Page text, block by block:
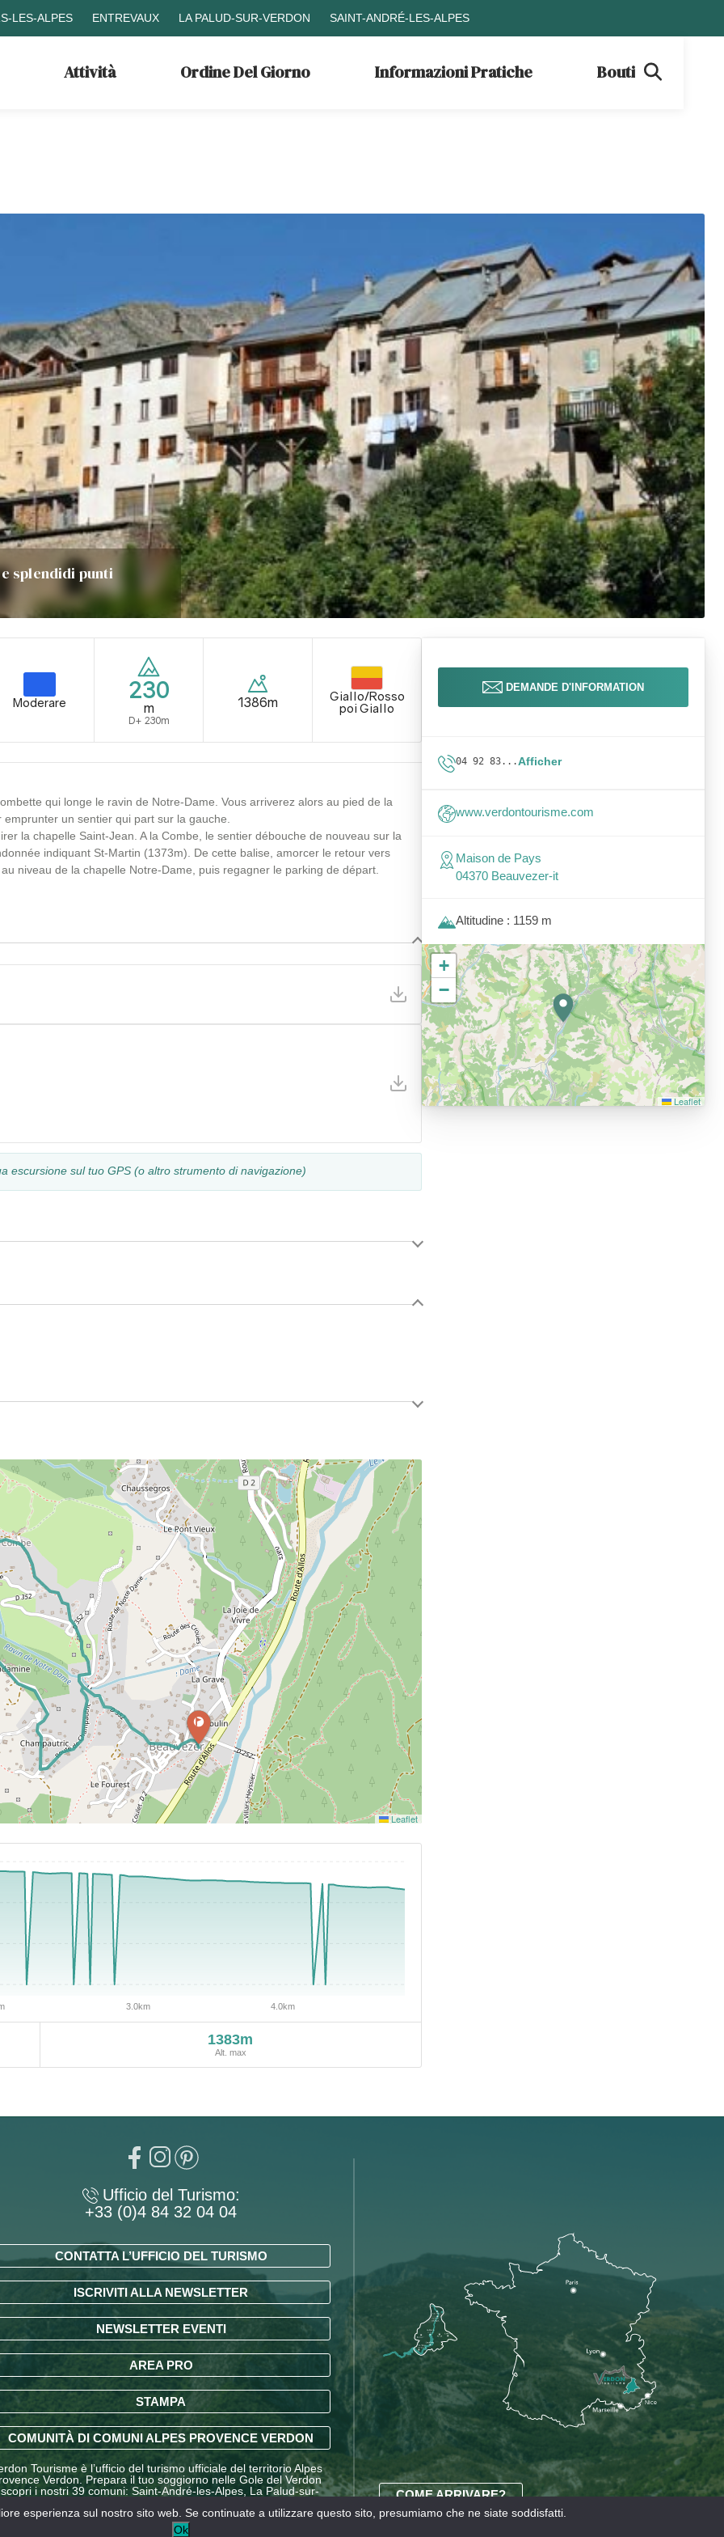
LES-ALPES ENTREVAUX LA PALUD-SUR-VERDON SAINT-ANDRÉ-LES-ALPES
Attività Ordine Del Giorno Informazioni Pratiche Boutique
splendidi punti
Moderare 230
m
D+ 230m
1386m
Giallo/Rosso
poi Giallo
qui longe le ravin de Notre-Dame. Vous arriverez alors au pied de la
un sentier qui part sur la gauche.
la chapelle Saint-Jean. A la Combe, le sentier débouche de nouveau sur la
indiquant St-Martin (1373m). De cette balise, amorcer le retour vers
niveau de la chapelle Notre-Dame, puis regagner le parking de départ.
escursione sul tuo GPS (o altro strumento di navigazione)
Leaflet
1383m
Alt. max
DEMANDE D'INFORMATION
04 92 83...Afficher
www.verdontourisme.com
Maison de Pays
04370 Beauvezer-it
Altitudine : 1159 m
+
−
Leaflet
Ufficio del Turismo:
+33 (0)4 84 32 04 04
CONTATTA L’UFFICIO DEL TURISMO
ISCRIVITI ALLA NEWSLETTER
NEWSLETTER EVENTI
AREA PRO
STAMPA
COMUNITÀ DI COMUNI ALPES PROVENCE VERDON
Tourisme è l’ufficio del turismo ufficiale del territorio Alpes
Verdon. Prepara il tuo soggiorno nelle Gole del Verdon
i nostri 39 comuni: Saint-André-les-Alpes, La Palud-sur-
nelle Alpes-de-Haute-Provence.
COME ARRIVARE?
esperienza sul nostro sito web. Se continuate a utilizzare questo sito, presumiamo che ne siate soddisfatti.
Ok